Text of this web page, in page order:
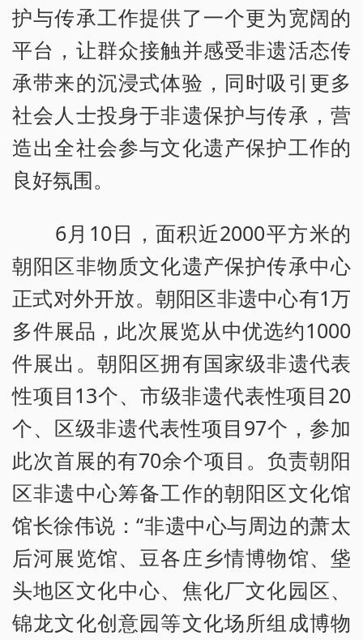
护与传承工作提供了一个更为宽阔的
平台，让群众接触并感受非遗活态传
承带来的沉浸式体验，同时吸引更多
社会人士投身于非遗保护与传承，营
造出全社会参与文化遗产保护工作的
良好氛围。
6月10日，面积近2000平方米的
朝阳区非物质文化遗产保护传承中心
正式对外开放。朝阳区非遗中心有1万
多件展品，此次展览从中优选约1000
件展出。朝阳区拥有国家级非遗代表
性项目13个、市级非遗代表性项目20
个、区级非遗代表性项目97个，参加
此次首展的有70余个项目。负责朝阳
区非遗中心筹备工作的朝阳区文化馆
馆长徐伟说：“非遗中心与周边的萧太
后河展览馆、豆各庄乡情博物馆、垡
头地区文化中心、焦化厂文化园区、
锦龙文化创意园等文化场所组成博物